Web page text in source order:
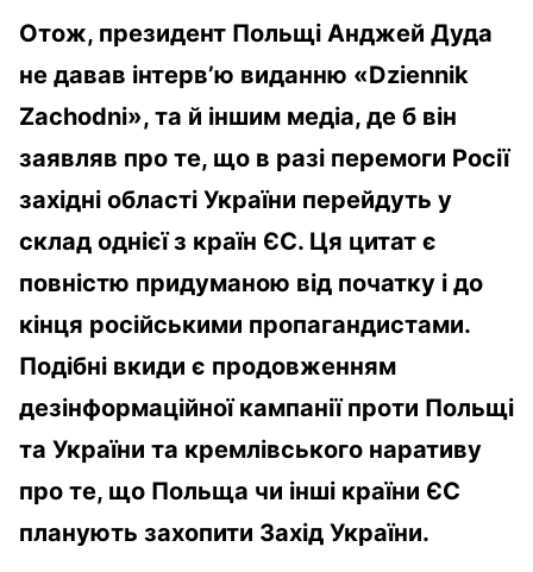
Отож, президент Польщі Анджей Дуда
не давав інтерв’ю виданню «Dziennik
Zachodni», та й іншим медіа, де б він
заявляв про те, що в разі перемоги Росії
західні області України перейдуть у
склад однієї з країн ЄС. Ця цитат є
повністю придуманою від початку і до
кінця російськими пропагандистами.
Подібні вкиди є продовженням
дезінформаційної кампанії проти Польщі
та України та кремлівського наративу
про те, що Польща чи інші країни ЄС
планують захопити Захід України.